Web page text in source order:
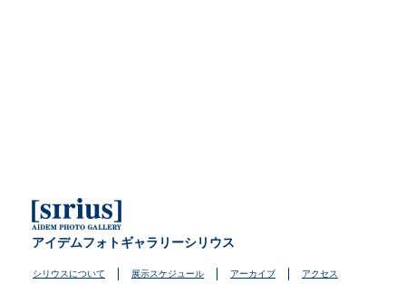
アイデムフォトギャラリーシリウス
シリウスについて 展示スケジュール アーカイブ アクセス